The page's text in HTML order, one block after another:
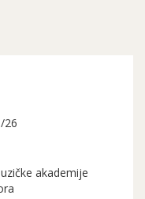
26
akademije